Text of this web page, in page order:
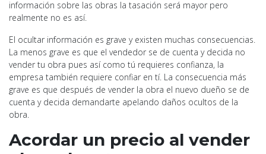
información sobre las obras la tasación será mayor pero
realmente no es así.
El ocultar información es grave y existen muchas consecuencias.
La menos grave es que el vendedor se de cuenta y decida no
vender tu obra pues así como tú requieres confianza, la
empresa también requiere confiar en tí. La consecuencia más
grave es que después de vender la obra el nuevo dueño se de
cuenta y decida demandarte apelando daños ocultos de la
obra.
Acordar un precio al vender